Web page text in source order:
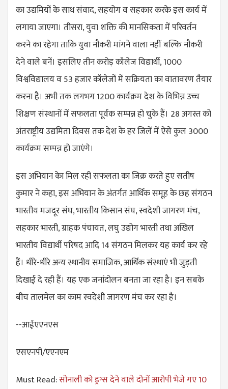
का उद्यमियों के साथ संवाद, सहयोग व सहकार करके इस कार्य में
लगाया जाएगा। तीसरा, युवा शक्ति की मानसिकता में परिवर्तन
करने का रहेगा ताकि युवा नौकरी मांगने वाला नहीं बल्कि नौकरी
देने वाले बनें। इसलिए तीन करोड़ कॉलेज विद्यार्थी, 1000
विश्वविद्यालय व 53 हजार कॉलेजों में सक्रियता का वातावरण तैयार
करना है। अभी तक लगभग 1200 कार्यक्रम देश के विभिन्न उच्च
शिक्षण संस्थानों में सफलता पूर्वक सम्पन्न हो चुके हैं। 28 अगस्त को
अंतराष्ट्रीय उद्यमिता दिवस तक देश के हर जिलें में ऐसे कुल 3000
कार्यक्रम सम्पन्न हो जाएंगे।
इस अभियान केा मिल रही सफलता का जिक्र करते हुए सतीष
कुमार ने कहा, इस अभियान के अंतर्गत आर्थिक समूह के छह संगठन
भारतीय मजदूर संघ, भारतीय किसान संघ, स्वदेशी जागरण मंच,
सहकार भारती, ग्राहक पंचायत, लघु उद्योग भारती तथा अखिल
भारतीय विद्यार्थी परिषद आदि 14 संगठन मिलकर यह कार्य कर रहे
हैं। धीरे-धीरे अन्य स्थानीय समाजिक, आर्थिक संस्थाएं भी जुड़ती
दिखाई दे रही हैं। यह एक जनांदोलन बनता जा रहा है। इन सबके
बीच तालमेल का काम स्वदेशी जागरण मंच कर रहा है।
--आईएएनएस
एसएनपी/एएनएम
Must Read:सोनाली को ड्रग्स देने वाले दोनों आरोपी भेजे गए 10